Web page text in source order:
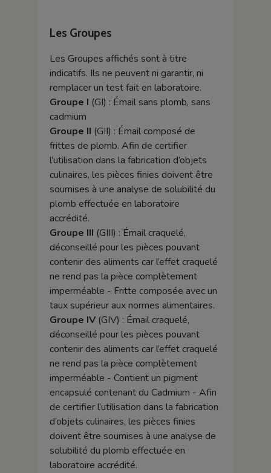
Les Groupes
Les Groupes affichés sont à titre
indicatifs. Ils ne peuvent ni garantir, ni
remplacer un test fait en laboratoire.
Groupe I (GI) : Émail sans plomb, sans
cadmium
Groupe II (GII) : Émail composé de
frittes de plomb. Afin de certifier
l’utilisation dans la fabrication d’objets
culinaires, les pièces finies doivent être
soumises à une analyse de solubilité du
plomb effectuée en laboratoire
accrédité.
Groupe III (GIII) : Émail craquelé,
déconseillé pour les pièces pouvant
contenir des aliments car l’effet craquelé
ne rend pas la pièce complètement
imperméable - Fritte composée avec un
taux supérieur aux normes alimentaires.
Groupe IV(GIV) : Émail craquelé,
déconseillé pour les pièces pouvant
contenir des aliments car l’effet craquelé
ne rend pas la pièce complètement
imperméable - Contient un pigment
encapsulé contenant du Cadmium - Afin
de certifier l’utilisation dans la fabrication
d’objets culinaires, les pièces finies
doivent être soumises à une analyse de
solubilité du plomb effectuée en
laboratoire accrédité.